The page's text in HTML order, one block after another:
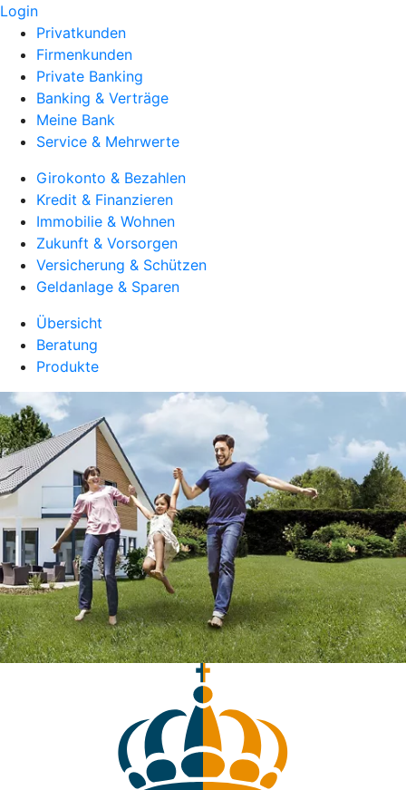
Login
Privatkunden
Firmenkunden
Private Banking
Banking & Verträge
Meine Bank
Service & Mehrwerte
Girokonto & Bezahlen
Kredit & Finanzieren
Immobilie & Wohnen
Zukunft & Vorsorgen
Versicherung & Schützen
Geldanlage & Sparen
Übersicht
Beratung
Produkte